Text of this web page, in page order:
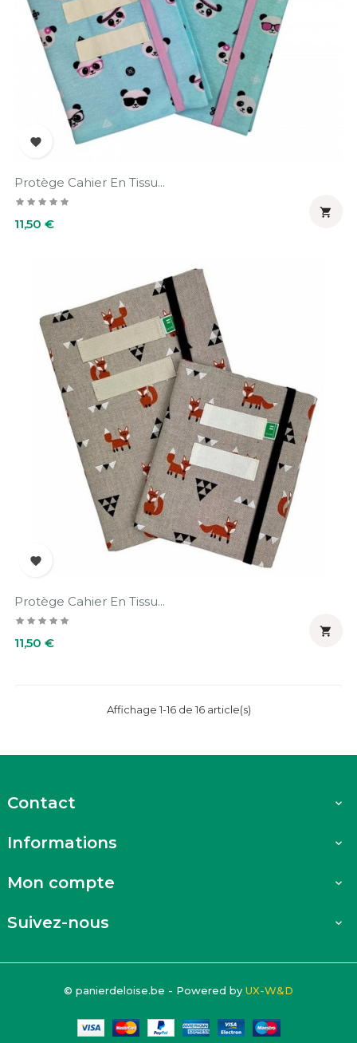

Protège Cahier En Tissu...
Prix
11,50 €


Protège Cahier En Tissu...
Prix
11,50 €

Affichage 1-16 de 16 article(s)
Contact 
Informations 
Mon compte 
Suivez-nous 
© panierdeloise.be - Powered by UX-W&D